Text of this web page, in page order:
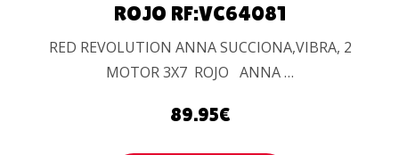
ROJO RF:VC64081
RED REVOLUTION ANNA SUCCIONA,VIBRA, 2
MOTOR 3X7 ROJO ANNA …
89.95€